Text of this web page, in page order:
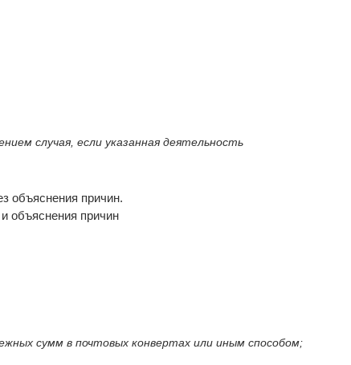
случая, если указанная деятельность
объяснения причин.
объяснения причин
сумм в почтовых конвертах или иным способом;